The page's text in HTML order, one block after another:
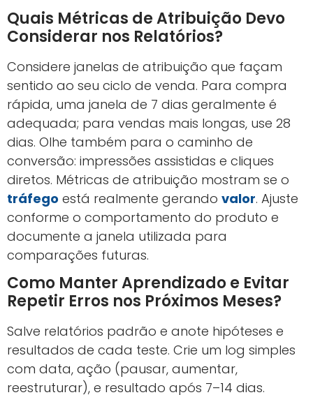
Quais Métricas de Atribuição Devo
Considerar nos Relatórios?
Considere janelas de atribuição que façam
sentido ao seu ciclo de venda. Para compra
rápida, uma janela de 7 dias geralmente é
adequada; para vendas mais longas, use 28
dias. Olhe também para o caminho de
conversão: impressões assistidas e cliques
diretos. Métricas de atribuição mostram se o
tráfego está realmente gerando valor. Ajuste
conforme o comportamento do produto e
documente a janela utilizada para
comparações futuras.
Como Manter Aprendizado e Evitar
Repetir Erros nos Próximos Meses?
Salve relatórios padrão e anote hipóteses e
resultados de cada teste. Crie um log simples
com data, ação (pausar, aumentar,
reestruturar), e resultado após 7–14 dias.